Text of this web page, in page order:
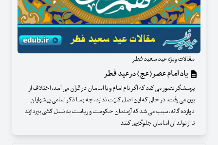
مقالات ویژه عید سعید فطر
یاد امام عصر (عج) در عید فطر
پرسشگر تصور می کند که اگر نام امام و یا امامان در قرآن می آمد، اختلاف از
بین می رفت، در حالی که این اصل کلیّت ندارد. چه بسا ذکر اسامی پیشوایان
دوازده گانه، سبب می شد که آزمندان حکومت و ریاست به نسل کشی بپردازند
تا از تولد آن امامان جلوگیری کنند